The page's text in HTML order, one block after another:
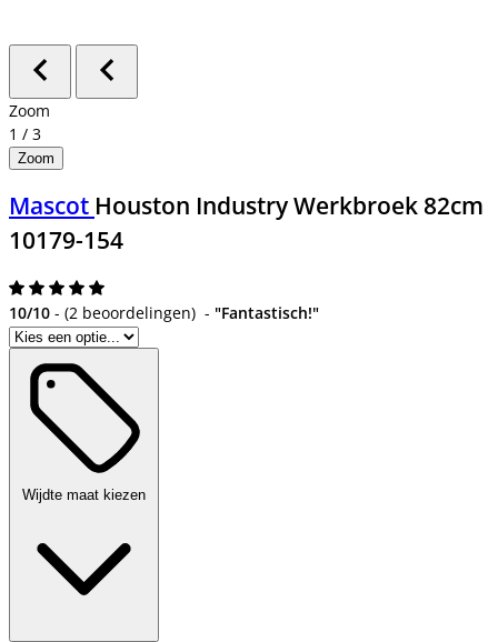
Zoom
1 / 3
Zoom
Mascot Houston Industry Werkbroek 82cm
10179-154
10/10 - (2 beoordelingen) - "Fantastisch!"
Wijdte maat kiezen